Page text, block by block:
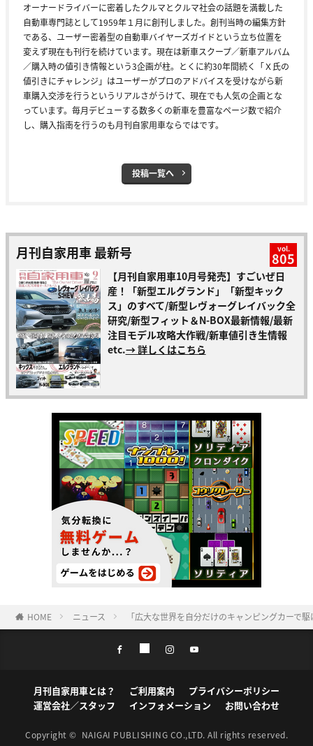
オーナードライバーに密着したクルマとクルマ社会の話題を満載した
自動車専門誌として1959年１月に創刊しました。創刊当時の編集方針
である、ユーザー密着型の自動車バイヤーズガイドという立ち位置を
変えず現在も刊行を続けています。現在は新車スクープ／新車アルバム
／購入時の値引き情報という3企画が柱。とくに約30年間続く「Ｘ氏の
値引きにチャレンジ」はユーザーがプロのアドバイスを受けながら新
車購入交渉を行うというリアルさがうけて、現在でも人気の企画とな
っています。毎月デビューする数多くの新車を豊富なページ数で紹介
し、購入指南を行うのも月刊自家用車ならではです。
投稿一覧へ
月刊自家用車 最新号 vol.
805
【月刊自家用車10月号発売】すごいぜ日
産！「新型エルグランド」「新型キック
ス」のすべて/新型レヴォーグレイバック全
研究/新型フィット＆N-BOX最新情報/最新
注目モデル攻略大作戦/新車値引き生情報
etc.→ 詳しくはこちら
HOME ニュース 「広大な世界を自分だけのキャンピングカーで
月刊自家用車とは？ ご利用案内
プライバシーポリシー
運営会社／スタッフ
インフォメーション お問い合わせ
Copyright © NAIGAI PUBLISHING CO.,LTD. All rights reserved.